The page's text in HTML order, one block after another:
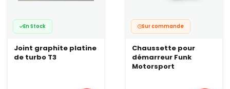
En Stock
Joint graphite platine
de turbo T3
Sur commande
Chaussette pour
démarreur Funk
Motorsport